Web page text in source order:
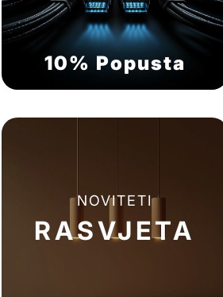
10% Popusta
NOVITETI
RASVJETA